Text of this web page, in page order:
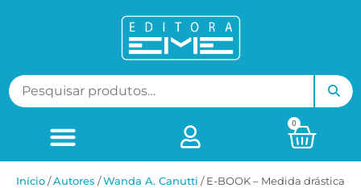
0
Início/ㅤAutores /Wanda A. Canutti / E-BOOK – Medida drástica